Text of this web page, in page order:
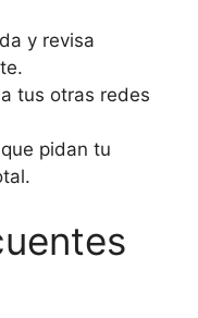
y revisa
tus otras redes
pidan tu